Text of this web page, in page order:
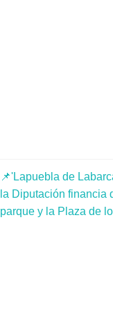
📌'Lapuebla de
la Diputación financia
parque y la Plaza de